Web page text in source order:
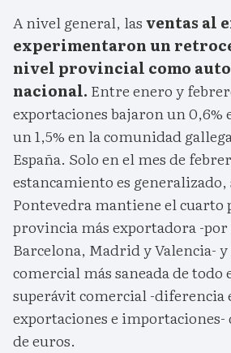
A nivel general, lasventas al
experimentaron un
nivel provincial como
nacional. Entre enero y
exportaciones bajaron un 0,6%
un 1,5% en la comunidad
España. Solo en el mes de
estancamiento es
Pontevedra mantiene el cuarto
provincia más exportadora -por
Barcelona, Madrid y Valencia-
comercial más saneada de todo
superávit comercial -diferencia
exportaciones e importaciones-
de euros.